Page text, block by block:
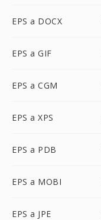
EPS a DOCX
EPS a GIF
EPS a CGM
EPS a XPS
EPS a PDB
EPS a MOBI
EPS a JPE